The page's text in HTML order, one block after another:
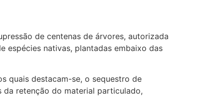
de centenas de árvores, autorizada
espécies nativas, plantadas embaixo das
quais destacam-se, o sequestro de
retenção do material particulado,